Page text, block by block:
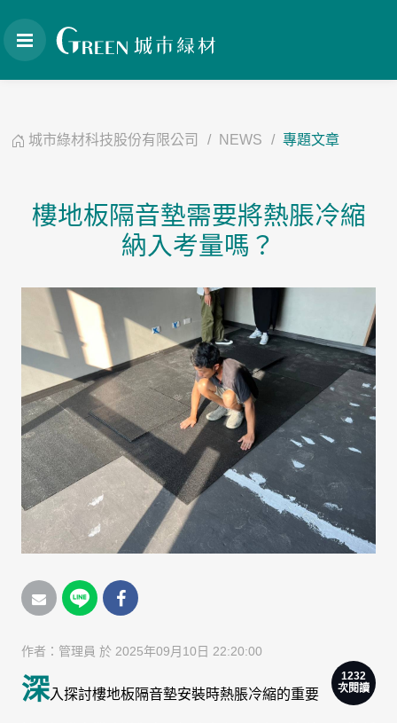
城市綠材科技股份有限公司 NEWS 專題文章
樓地板隔音墊需要將熱脹冷縮
納入考量嗎？
作者： 管理員 於 2025年09月10日 22:20:00
1232
次閱讀
深入探討樓地板隔音墊安裝時熱脹冷縮的重要